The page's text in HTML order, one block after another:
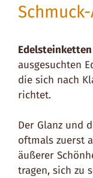
Edelsteinketten
ausgesuchten
die sich nach
richtet.
Der Glanz und
oftmals zuerst
äußerer
tragen, sich zu